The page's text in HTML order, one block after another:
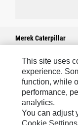
Merek Caterpillar
Caterpillar.com
Hubungi Caterpillar
Preferensi Pemasaran
This site uses
experience.
function, while
performance,
analytics.
You can adjust
Cookie Settings.